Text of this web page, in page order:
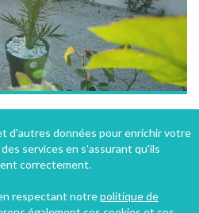
Jolie maison avec jardin à deux pas du centre ville de BEAUNE
Bourgogne-Franche-Comté, France
d'autres données pour enrichir votre
services en s'assurant qu'ils
correctement.
respectant notrepolitique de